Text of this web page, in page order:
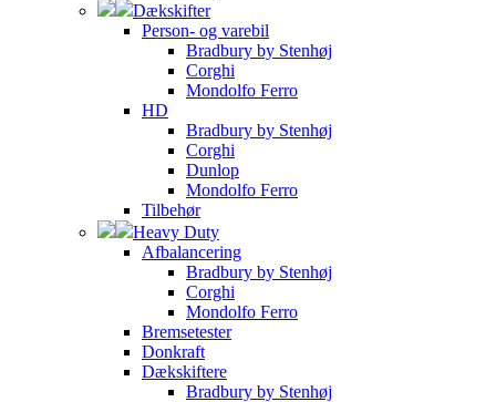
Dækskifter
Person- og varebil
Bradbury by Stenhøj
Corghi
Mondolfo Ferro
HD
Bradbury by Stenhøj
Corghi
Dunlop
Mondolfo Ferro
Tilbehør
Heavy Duty
Afbalancering
Bradbury by Stenhøj
Corghi
Mondolfo Ferro
Bremsetester
Donkraft
Dækskiftere
Bradbury by Stenhøj